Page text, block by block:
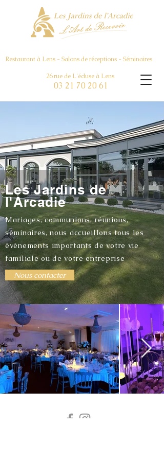
Restaurant à Lens - Salons de réceptions - Séminaires
26 rue de L'écluse à Lens
03 21 70 20 61
Les Jardins de
l'Arcadie
Mariages, communions, réunions,
séminaires, nous accueillons tous les
événements importants de votre vie
familiale ou de votre entreprise
Nous contacter